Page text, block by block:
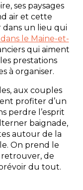
ses paysages
air et cette
dans un lieu qui
le Maine-et-
qui aiment
prestations
à organiser.
aux couples
profiter d’un
perdre l’esprit
baignade,
autour de la
On prend le
retrouver, de
du tout.